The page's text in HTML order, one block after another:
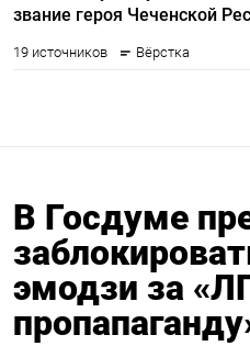
В Госдуме
эмодзи за